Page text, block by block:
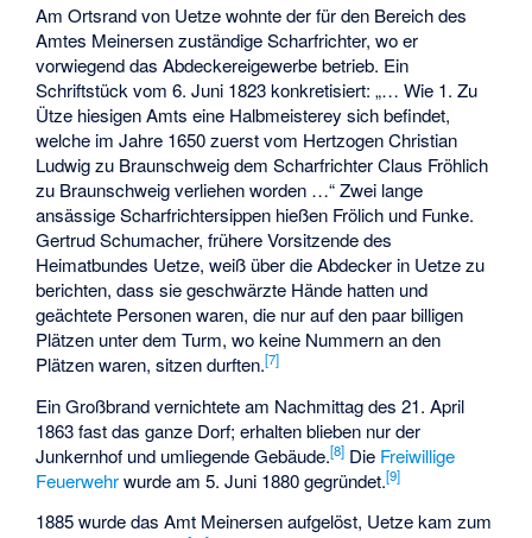
Am Ortsrand von Uetze wohnte der für den Bereich des
Amtes Meinersen zuständige Scharfrichter, wo er
vorwiegend das Abdeckereigewerbe betrieb. Ein
Schriftstück vom 6. Juni 1823 konkretisiert: „… Wie 1. Zu
Ütze hiesigen Amts eine Halbmeisterey sich befindet,
welche im Jahre 1650 zuerst vom Hertzogen Christian
Ludwig zu Braunschweig dem Scharfrichter Claus Fröhlich
zu Braunschweig verliehen worden …“ Zwei lange
ansässige Scharfrichtersippen hießen Frölich und Funke.
Gertrud Schumacher, frühere Vorsitzende des
Heimatbundes Uetze, weiß über die Abdecker in Uetze zu
berichten, dass sie geschwärzte Hände hatten und
geächtete Personen waren, die nur auf den paar billigen
Plätzen unter dem Turm, wo keine Nummern an den
Plätzen waren, sitzen durften.[7]
Ein Großbrand vernichtete am Nachmittag des 21. April
1863 fast das ganze Dorf; erhalten blieben nur der
Junkernhof und umliegende Gebäude.[8] Die Freiwillige
Feuerwehrwurde am 5. Juni 1880 gegründet.[9]
1885 wurde das Amt Meinersen aufgelöst, Uetze kam zum